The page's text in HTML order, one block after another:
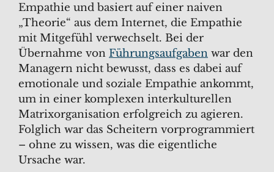
Empathie und basiert auf einer naiven
„Theorie“ aus dem Internet, die Empathie
mit Mitgefühl verwechselt. Bei der
Übernahme von Führungsaufgaben war den
Managern nicht bewusst, dass es dabei auf
emotionale und soziale Empathie ankommt,
um in einer komplexen interkulturellen
Matrixorganisation erfolgreich zu agieren.
Folglich war das Scheitern vorprogrammiert
– ohne zu wissen, was die eigentliche
Ursache war.